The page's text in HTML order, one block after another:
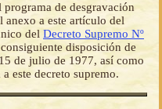
programa de desgravación
a este artículo del
del Decreto Supremo Nº
disposición de
de julio de 1977, así como
este decreto supremo.